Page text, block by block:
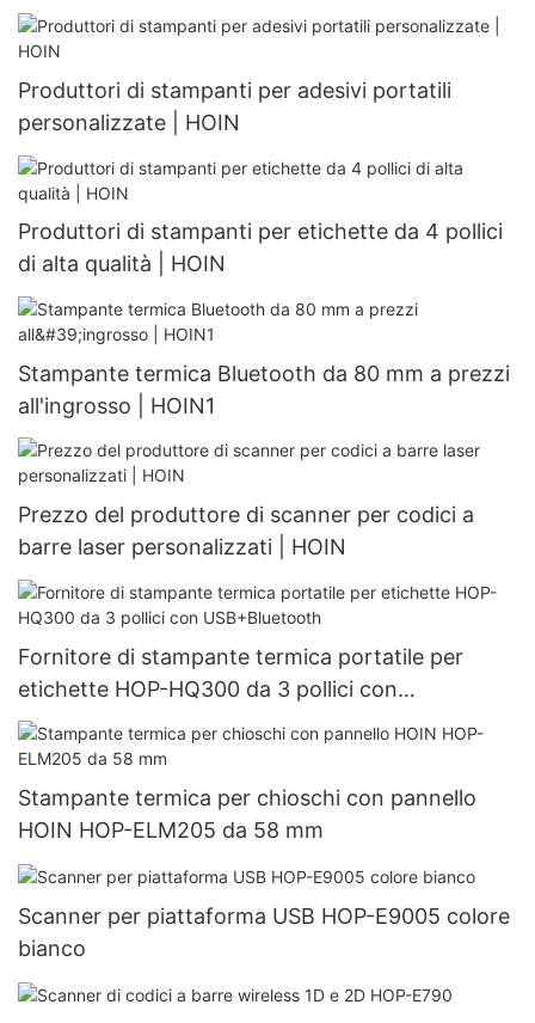
Small Auto Cut per POS Stampante per sistema
POS da 80 mm
Produttori di stampanti per adesivi portatili
personalizzate | HOIN
Produttori di stampanti per etichette da 4 pollici
di alta qualità | HOIN
Stampante termica Bluetooth da 80 mm a prezzi
all'ingrosso | HOIN1
Prezzo del produttore di scanner per codici a
barre laser personalizzati | HOIN
Fornitore di stampante termica portatile per
etichette HOP-HQ300 da 3 pollici con
USB+Bluetooth
Stampante termica per chioschi con pannello
HOIN HOP-ELM205 da 58 mm
Scanner per piattaforma USB HOP-E9005 colore
bianco